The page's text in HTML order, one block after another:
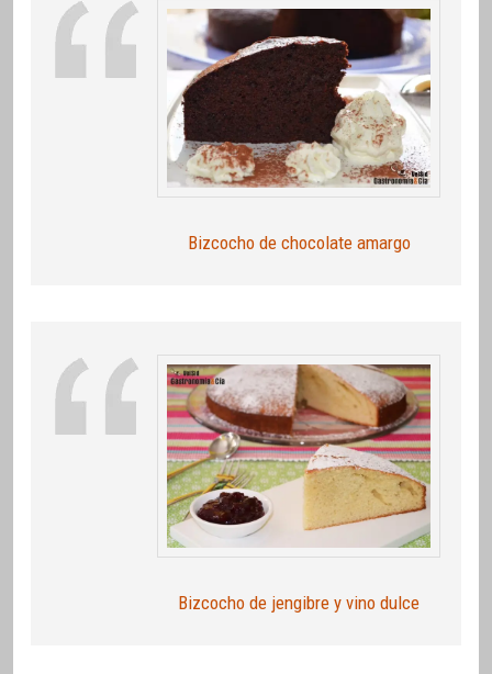
Bizcocho de chocolate amargo
Bizcocho de jengibre y vino dulce